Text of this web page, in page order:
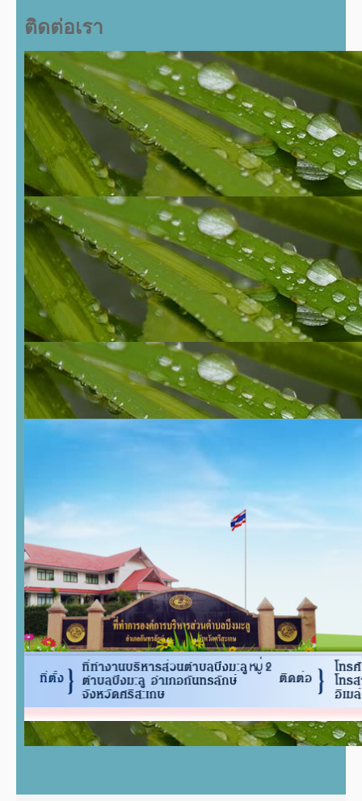
ติดต่อเรา